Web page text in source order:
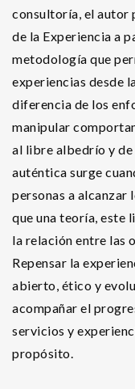
consultoría, el autor
de la Experiencia a
metodología que
experiencias desde
diferencia de los
manipular
al libre albedrío y de
auténtica surge
personas a alcanzar
que una teoría, este
la relación entre las
Repensar la
abierto, ético y
acompañar el
servicios y
propósito.